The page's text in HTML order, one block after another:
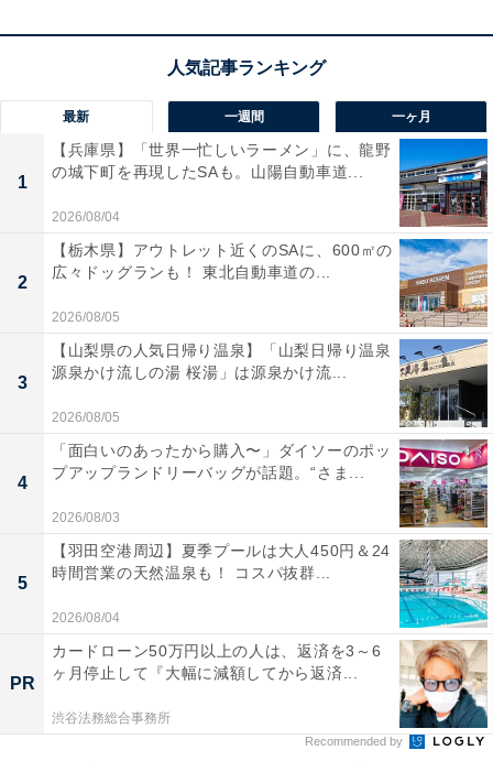
KENWOOD（ケンウッド）のコンパク
98mmの薄型・省スペース設計ながら、インテリアを格
上げするウッドテイストの上品なフロントパネルとスタ
イリッシュなデザインが魅力です。
コンパクトながら機能は非常に充実しており、お気に入
りのCD再生はもちろん、スマホやタブレットの音楽をワ
を搭載。さら
に、AM番組もクリアな音質で楽しめる「ワイドFM」対
応のラジオや、USBメモリに保存したMP3ファイルの再
生にも対応しています。スピーカー構造にこだわりのチ
ューニングを施し、サイズを超えた心地よく豊かなサウ
ンドを響かせる、日常に寄り添う万能オーディオです！
KENWOOD「LCA-10」の口コミは？
KENWOOD「LCA-10」には以下のような口コミが寄せ
られています。
奥行きがとても薄いので、リビングのカウンターや
寝室のベッドサイドにも無理なく置けました。イン
テリアに馴染むウッド調のデザインがとても気に入
最新 一週間 一ヶ月
1
【兵庫県】「世界一忙しいラーメン」に、龍野
の城下町を再現したSAも。山陽自動車道...
2026/08/04
2
【栃木県】アウトレット近くのSAに、600㎡の
広々ドッグランも！ 東北自動車道の...
2026/08/05
3
【山梨県の人気日帰り温泉】「山梨日帰り温泉
源泉かけ流しの湯 桜湯」は源泉かけ流...
2026/08/05
4
「面白いのあったから購入〜」ダイソーのポッ
プアップランドリーバッグが話題。“さま...
2026/08/03
5
【羽田空港周辺】夏季プールは大人450円＆24
時間営業の天然温泉も！ コスパ抜群...
2026/08/04
PR
カードローン50万円以上の人は、返済を3～6
ヶ月停止して『大幅に減額してから返済...
渋谷法務総合事務所
Recommended by